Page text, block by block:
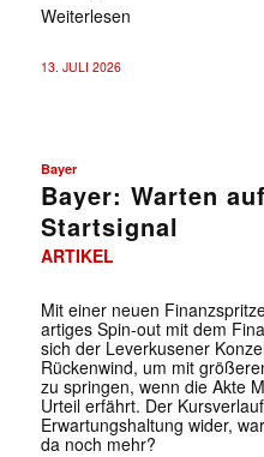
Weiterlesen
13. JULI 2026
Bayer
Bayer: Warten
Startsignal
ARTIKEL
Mit einer neuen
artiges Spin-out mit dem
sich der Leverkusener
Rückenwind, um mit
zu springen, wenn die Akte
Urteil erfährt. Der
Erwartungshaltung wider,
da noch mehr?